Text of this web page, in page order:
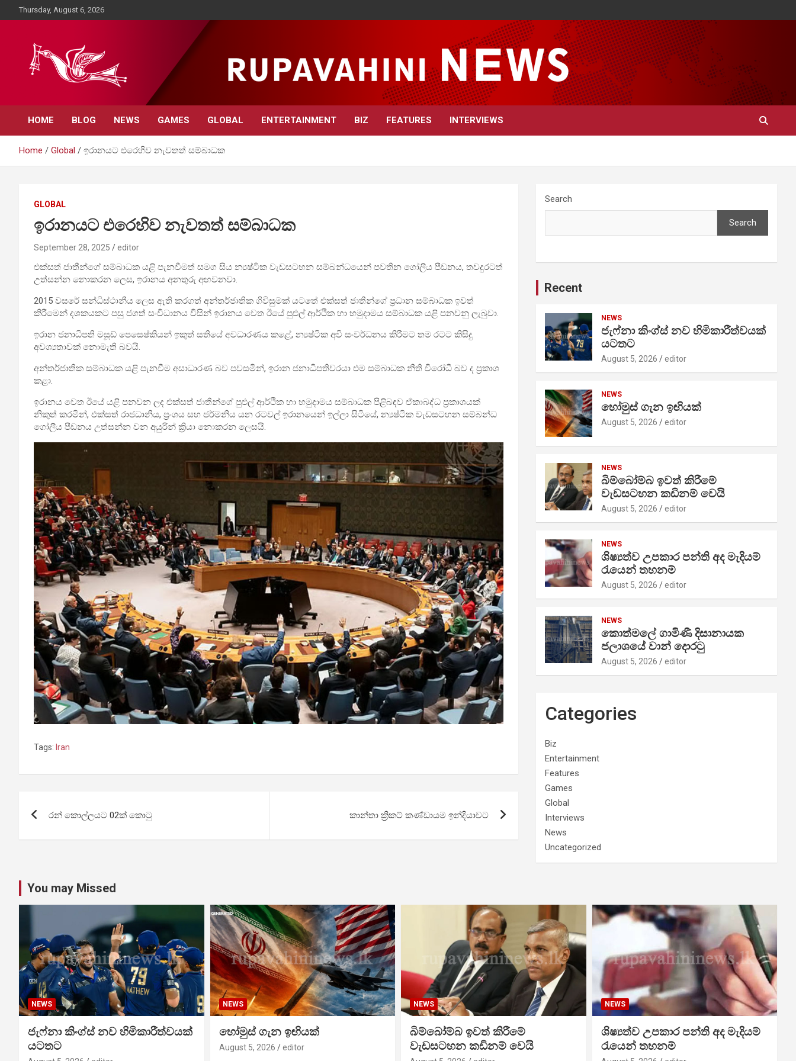
to
Thursday, August 6, 2026
Rupavahini News
HOME BLOG NEWS GAMES GLOBAL ENTERTAINMENT BIZ FEATURES INTERVIEWS
Home Global ඉරානයට එරෙහිව නැවතත් සම්බාධක
GLOBAL
ඉරානයට එරෙහිව නැවතත් සම්බාධක
September 28, 2025 editor
‍එක්සත් ජාතීන්ගේ සම්බාධක යළි පැනවීමත් සමග සිය න්‍යෂ්ටික වැඩසටහන සම්බන්ධයෙන් පවතින ගෝලීය පීඩනය, තවදුරටත්
උත්සන්න නොකරන ලෙස, ඉරානය අනතුරු අඟවනවා.
2015 වසරේ සන්ධිස්ථානීය ලෙස ඇති කරගත් අන්තර්ජාතික ගිවිසුමක් යටතේ එක්සත් ජාතීන්ගේ ප්‍රධාන සම්බාධක ඉවත්
කිරීමෙන් දශකයකට පසු ජගත් සංවිධානය විසින් ඉරානය වෙත ඊයේ පුළුල් ආර්ථික හා හමුදාමය සම්බාධක යළි පනවනු ලැබුවා.
ඉරාන ජනාධිපති මසූඩ් පෙසෙෂ්කියන් ‍ඉකුත් සතියේ අවධාරණය කළේ, න්‍යෂ්ටික අවි සංවර්ධනය කිරීමට තම රටට කිසිදු
අවශ්‍යතාවක් නොමැති බවයි.
අන්තර්ජාතික සම්බාධක යළි පැනවීම අසාධාරණ බව පවසමින්, ඉරාන ජනාධිපතිවරයා එම සම්බාධක නීති විරෝධී බව ද ප්‍රකාශ
කළා.
ඉරානය වෙත ඊයේ යළි පනවන ලද එක්සත් ජාතීන්ගේ පුළුල් ආර්ථික හා හමුදාමය සම්බාධක පිළිබඳව ඒකාබද්ධ ප්‍රකාශයක්
නිකුත් කරමින්, එක්සත් රාජධානිය, ප්‍රංශය සහ ජර්මනිය යන රටවල් ඉරානයෙන් ඉල්ලා සිටියේ, න්‍යෂ්ටික වැඩසටහන සම්බන්ධ
ගෝලීය පීඩනය උත්සන්න වන අයුරින් ක්‍රියා නොකරන ලෙසයි.
Tags: Iran
navigation
රන් කොල්ලයට 02ක් කොටු කාන්තා ක්‍රිකට් කණ්ඩායම ඉන්දියාවට
Search
Search
Recent
NEWS
ජැෆ්නා කිංග්ස් නව හිමිකාරීත්වයක්
යටතට
August 5, 2026 editor
NEWS
හෝමුස් ගැන ඉඟියක්
August 5, 2026 editor
NEWS
බිම්බෝම්බ ඉවත් කිරීමේ
වැඩසටහන කඩිනම් වෙයි
August 5, 2026 editor
NEWS
ශිෂ්‍යත්ව උපකාර පන්ති අද මැදියම්
රැයෙන් තහනම්
August 5, 2026 editor
NEWS
කොත්මලේ ගාමිණී දිසානායක
ජලාශයේ වාන් දොරටු
August 5, 2026 editor
Categories
Biz
Entertainment
Features
Games
Global
Interviews
News
Uncategorized
You may Missed
NEWS
ජැෆ්නා කිංග්ස් නව හිමිකාරීත්වයක්
යටතට
NEWS
හෝමුස් ගැන ඉඟියක්
August 5, 2026 editor
NEWS
බිම්බෝම්බ ඉවත් කිරීමේ
වැඩසටහන කඩිනම් වෙයි
NEWS
ශිෂ්‍යත්ව උපකාර පන්ති අද මැදියම්
රැයෙන් තහනම්